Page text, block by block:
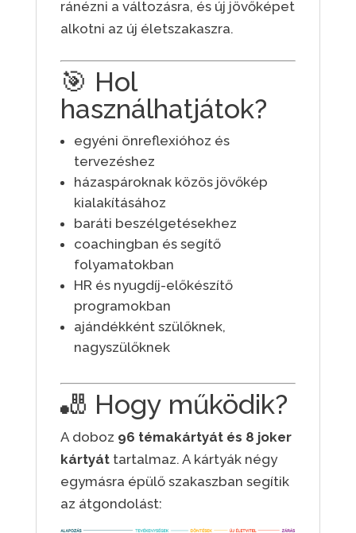
ránézni a változásra, és új jövőképet
alkotni az új életszakaszra.
🎯 Hol
használhatjátok?
egyéni önreflexióhoz és
tervezéshez
házaspároknak közös jövőkép
kialakításához
baráti beszélgetésekhez
coachingban és segítő
folyamatokban
HR és nyugdíj-előkészítő
programokban
ajándékként szülőknek,
nagyszülőknek
🎳 Hogy működik?
A doboz 96 témakártyát és 8 joker
kártyáttartalmaz. A kártyák négy
egymásra épülő szakaszban segítik
az átgondolást: